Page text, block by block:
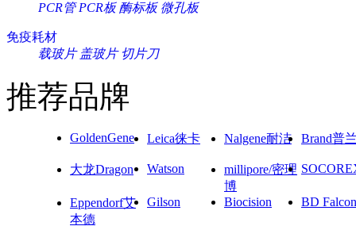
PCR管 PCR板 酶标板 微孔板
免疫耗材
载玻片 盖玻片 切片刀
推荐品牌
GoldenGene Leica徕卡 Nalgene耐洁 Brand普
大龙Dragon Watson
millipore/密理
博
Eppendorf艾
本德
Gilson Biocision BD Falcon